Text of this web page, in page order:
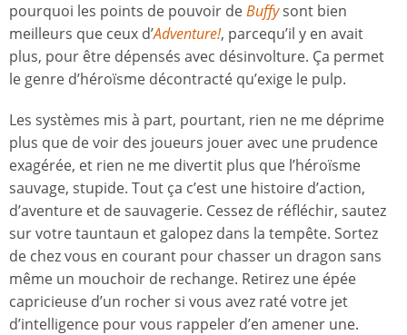
pourquoi les points de pouvoir deBuffysont bien
meilleurs que ceux d’Adventure!, parcequ’il y en avait
plus, pour être dépensés avec désinvolture. Ça permet
le genre d’héroïsme décontracté qu’exige le pulp.
Les systèmes mis à part, pourtant, rien ne me déprime
plus que de voir des joueurs jouer avec une prudence
exagérée, et rien ne me divertit plus que l’héroïsme
sauvage, stupide. Tout ça c’est une histoire d’action,
d’aventure et de sauvagerie. Cessez de réfléchir, sautez
sur votre tauntaun et galopez dans la tempête. Sortez
de chez vous en courant pour chasser un dragon sans
même un mouchoir de rechange. Retirez une épée
capricieuse d’un rocher si vous avez raté votre jet
d’intelligence pour vous rappeler d’en amener une.